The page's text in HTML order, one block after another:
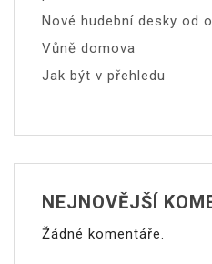
Nové hudební desky od
Vůně domova
Jak být v přehledu
NEJNOVĚJŠÍ
Žádné komentáře.